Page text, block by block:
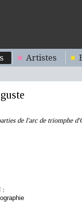
Artistes
de l'arc de triomphe
: